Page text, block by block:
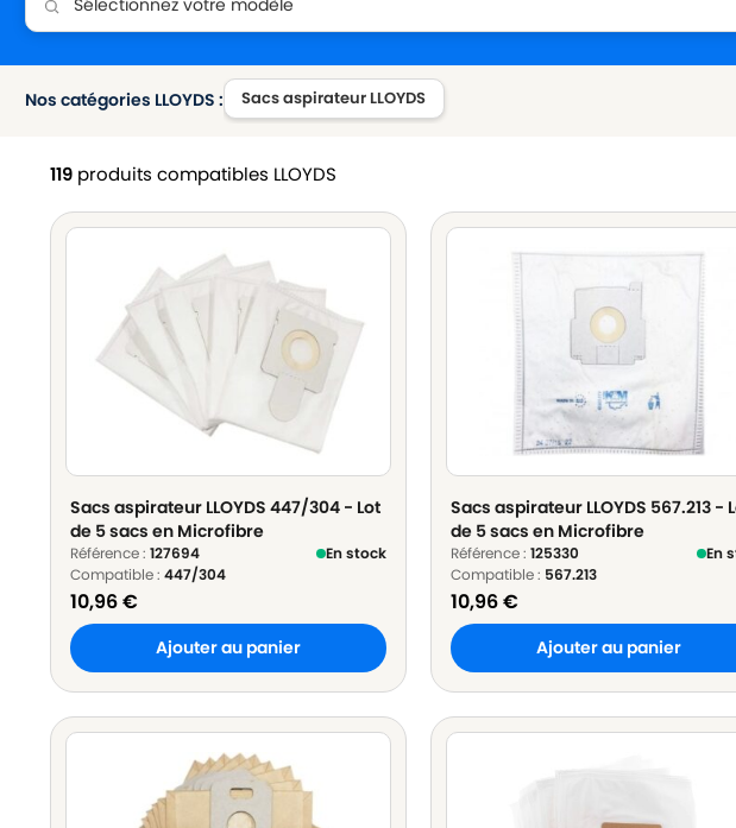
Nos catégories LLOYDS : Sacs aspirateur LLOYDS
119produits compatibles LLOYDS
Sacs aspirateur LLOYDS 447/304 - Lot
de 5 sacs en Microfibre
Référence : 127694
En stock
Compatible : 447/304
10,96€
Ajouter au panier
Sacs aspirateur LLOYDS 567.213 -
de 5 sacs en Microfibre
Référence : 125330
En
Compatible : 567.213
10,96€
Ajouter au panier